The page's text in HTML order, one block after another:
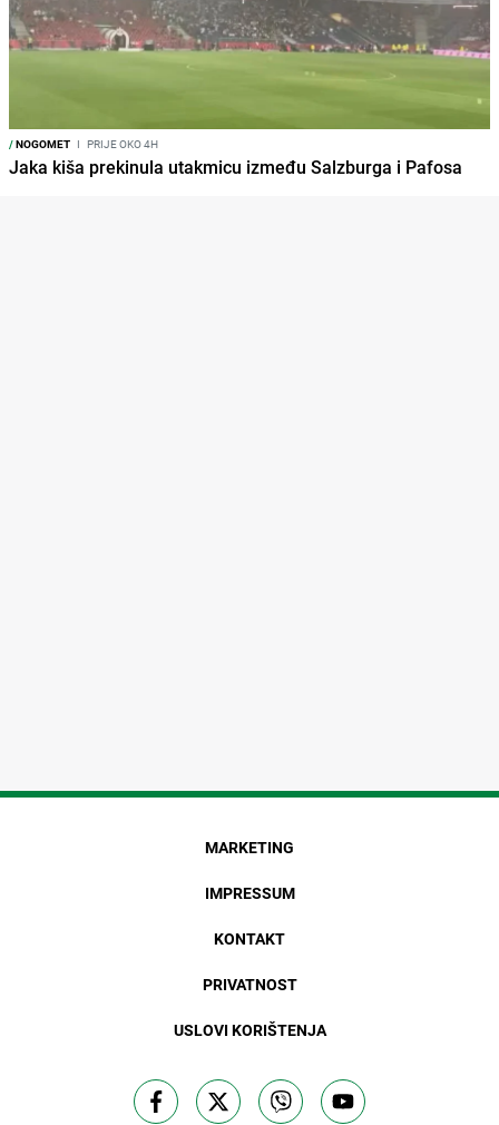
/NOGOMET I PRIJE OKO 4H
Jaka kiša prekinula utakmicu između Salzburga i Pafosa
MARKETING
IMPRESSUM
KONTAKT
PRIVATNOST
USLOVI KORIŠTENJA